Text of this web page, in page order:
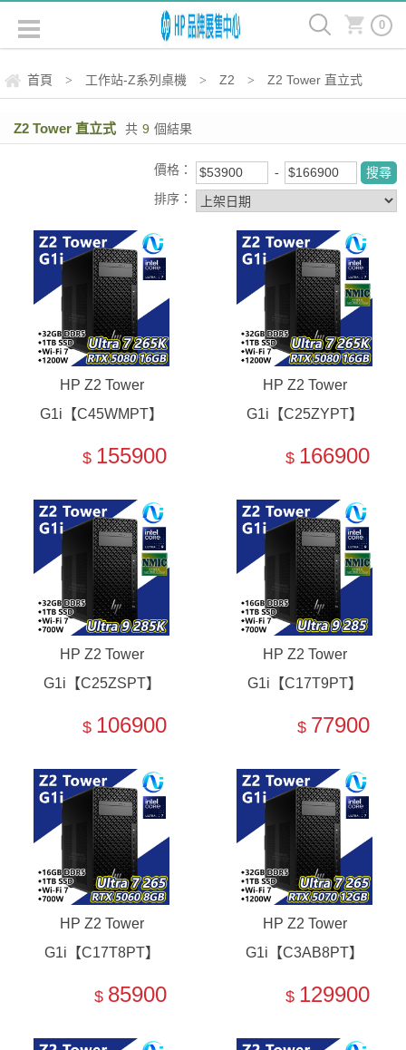
0
首頁 > 工作站-Z系列桌機 > Z2 > Z2 Tower 直立式
Z2 Tower 直立式 共 9 個結果
價格：
排序：
HP Z2 Tower
G1i【C45WMPT】
$ 155900
HP Z2 Tower
G1i【C25ZYPT】
$ 166900
HP Z2 Tower
G1i【C25ZSPT】
$ 106900
HP Z2 Tower
G1i【C17T9PT】
$ 77900
HP Z2 Tower
G1i【C17T8PT】
$ 85900
HP Z2 Tower
G1i【C3AB8PT】
$ 129900